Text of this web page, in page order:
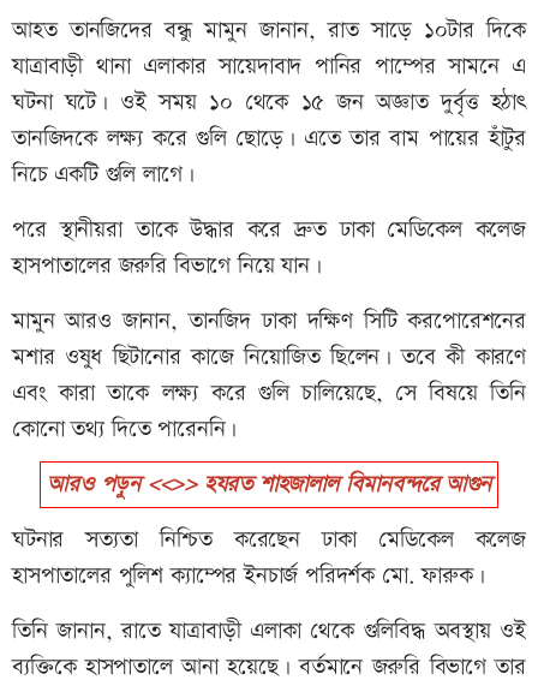
আহত তানজিদের বন্ধু মামুন জানান, রাত সাড়ে ১০টার দিকে
যাত্রাবাড়ী থানা এলাকার সায়েদাবাদ পানির পাম্পের সামনে এ
ঘটনা ঘটে। ওই সময় ১০ থেকে ১৫ জন অজ্ঞাত দুর্বৃত্ত হঠাৎ
তানজিদকে লক্ষ্য করে গুলি ছোড়ে। এতে তার বাম পায়ের হাঁটুর
নিচে একটি গুলি লাগে।
পরে স্থানীয়রা তাকে উদ্ধার করে দ্রুত ঢাকা মেডিকেল কলেজ
হাসপাতালের জরুরি বিভাগে নিয়ে যান।
মামুন আরও জানান, তানজিদ ঢাকা দক্ষিণ সিটি করপোরেশনের
মশার ওষুধ ছিটানোর কাজে নিয়োজিত ছিলেন। তবে কী কারণে
এবং কারা তাকে লক্ষ্য করে গুলি চালিয়েছে, সে বিষয়ে তিনি
কোনো তথ্য দিতে পারেননি।
আরও পড়ুন <<>> হযরত শাহজালাল বিমানবন্দরে আগুন
ঘটনার সত্যতা নিশ্চিত করেছেন ঢাকা মেডিকেল কলেজ
হাসপাতালের পুলিশ ক্যাম্পের ইনচার্জ পরিদর্শক মো. ফারুক।
তিনি জানান, রাতে যাত্রাবাড়ী এলাকা থেকে গুলিবিদ্ধ অবস্থায় ওই
ব্যক্তিকে হাসপাতালে আনা হয়েছে। বর্তমানে জরুরি বিভাগে তার